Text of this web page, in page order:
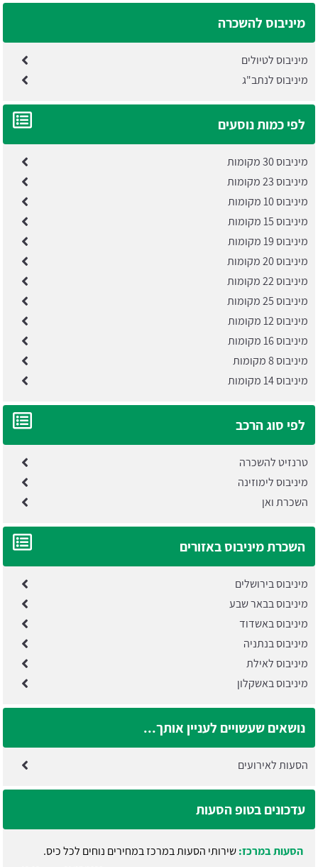
מיניבוס להשכרה
מיניבוס לטיולים
מיניבוס לנתב"ג
לפי כמות נוסעים
מיניבוס 30 מקומות
מיניבוס 23 מקומות
מיניבוס 10 מקומות
מיניבוס 15 מקומות
מיניבוס 19 מקומות
מיניבוס 20 מקומות
מיניבוס 22 מקומות
מיניבוס 25 מקומות
מיניבוס 12 מקומות
מיניבוס 16 מקומות
מיניבוס 8 מקומות
מיניבוס 14 מקומות
לפי סוג הרכב
טרנזיט להשכרה
מיניבוס לימוזינה
השכרת ואן
השכרת מיניבוס באזורים
מיניבוס בירושלים
מיניבוס בבאר שבע
מיניבוס באשדוד
מיניבוס בנתניה
מיניבוס לאילת
מיניבוס באשקלון
נושאים שעשויים לעניין אותך...
הסעות לאירועים
עדכונים בטופ הסעות
הסעות במרכז:שירותי הסעות במרכז במחירים נוחים לכל כיס.